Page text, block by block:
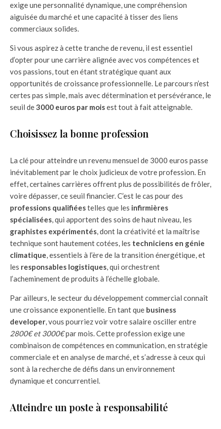
exige une personnalité dynamique, une compréhension
aiguisée du marché et une capacité à tisser des liens
commerciaux solides.
Si vous aspirez à cette tranche de revenu, il est essentiel
d’opter pour une carrière alignée avec vos compétences et
vos passions, tout en étant stratégique quant aux
opportunités de croissance professionnelle. Le parcours n’est
certes pas simple, mais avec détermination et persévérance, le
seuil de3000 euros par moisest tout à fait atteignable.
Choisissez la bonne profession
La clé pour atteindre un revenu mensuel de 3000 euros passe
inévitablement par le choix judicieux de votre profession. En
effet, certaines carrières offrent plus de possibilités de frôler,
voire dépasser, ce seuil financier. C’est le cas pour des
professions qualifiéestelles que les infirmières
spécialisées, qui apportent des soins de haut niveau, les
graphistes expérimentés, dont la créativité et la maîtrise
technique sont hautement cotées, les techniciens en génie
climatique, essentiels à l’ère de la transition énergétique, et
les responsables logistiques, qui orchestrent
l’acheminement de produits à l’échelle globale.
Par ailleurs, le secteur du développement commercial connaît
une croissance exponentielle. En tant que business
developer, vous pourriez voir votre salaire osciller entre
2800€ et 3000€par mois. Cette profession exige une
combinaison de compétences en communication, en stratégie
commerciale et en analyse de marché, et s’adresse à ceux qui
sont à la recherche de défis dans un environnement
dynamique et concurrentiel.
Atteindre un poste à responsabilité